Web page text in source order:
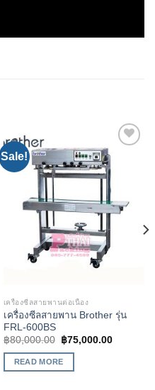
Sale!
Add to
Wishlist
เครื่องซีลสายพานต่อเนื่อง
เครื่องซีลสายพาน Brother รุ่น
FRL-600BS
฿80,000.00 ฿75,000.00
READ MORE